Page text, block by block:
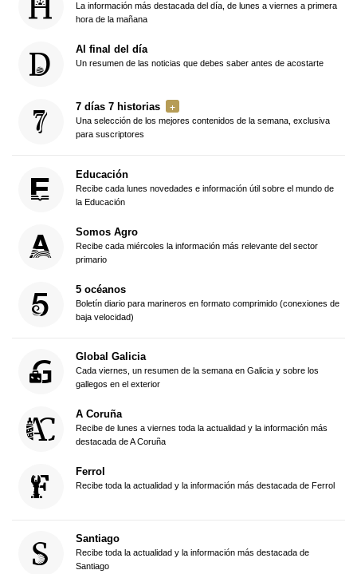
La información más destacada del día, de lunes a viernes a primera
hora de la mañana
Al final del día
Un resumen de las noticias que debes saber antes de acostarte
7 días 7 historias
Una selección de los mejores contenidos de la semana, exclusiva
para suscriptores
Educación
Recibe cada lunes novedades e información útil sobre el mundo de
la Educación
Somos Agro
Recibe cada miércoles la información más relevante del sector
primario
5 océanos
Boletín diario para marineros en formato comprimido (conexiones de
baja velocidad)
Global Galicia
Cada viernes, un resumen de la semana en Galicia y sobre los
gallegos en el exterior
A Coruña
Recibe de lunes a viernes toda la actualidad y la información más
destacada de A Coruña
Ferrol
Recibe toda la actualidad y la información más destacada de Ferrol
Santiago
Recibe toda la actualidad y la información más destacada de
Santiago